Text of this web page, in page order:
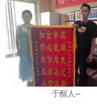
于醒人--